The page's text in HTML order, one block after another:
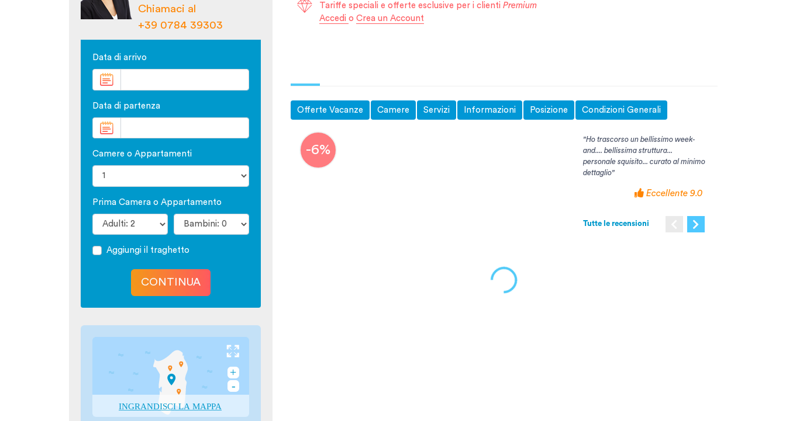
Chiamaci al
+39 0784 39303
Data di arrivo
Data di partenza
Camere o Appartamenti
Prima Camera o Appartamento
Aggiungi il traghetto
CONTINUA
Tariffe speciali e offerte esclusive per i clientiPremium
AccedioCrea un Account
Offerte Vacanze Camere Servizi Informazioni Posizione Condizioni Generali
-6%
Tutte le recensioni
"Ho trascorso un bellissimo week-
and.... bellissima struttura...
personale squisito... curato al minimo
dettaglio"
Eccellente 9.0